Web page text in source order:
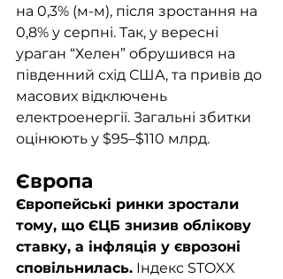
на 0,3% (м-м), після зростання на
0,8% у серпні. Так, у вересні
ураган “Хелен” обрушився на
південний схід США, та привів до
масових відключень
електроенергії. Загальні збитки
оцінюють у $95–$110 млрд.
Європа
Європейські ринки зростали
тому, що ЄЦБ знизив облікову
ставку, а інфляція у єврозоні
сповільнилась. Індекс STOXX